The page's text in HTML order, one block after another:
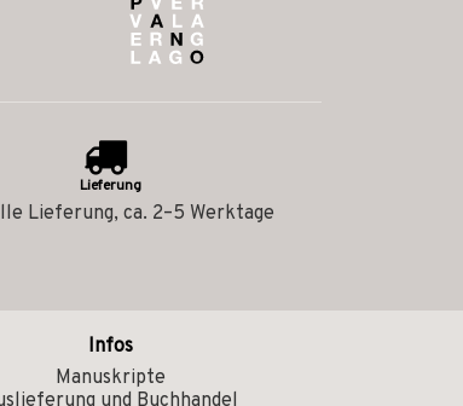
Lieferung
Lieferung, ca. 2–5 Werktage
Infos
Manuskripte
und Buchhandel